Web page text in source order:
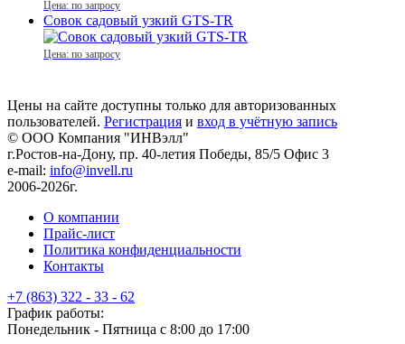
Цена: по запросу
Совок садовый узкий GTS-TR
Цена: по запросу
Цены на сайте доступны только для авторизованных
пользователей. Регистрация и вход в учётную запись
© ООО Компания "ИНВэлл"
г.Ростов-на-Дону, пр. 40-летия Победы, 85/5 Офис 3
e-mail: info@invell.ru
2006-2026г.
О компании
Прайс-лист
Политика конфиденциальности
Контакты
+7 (863) 322 - 33 - 62
График работы:
Понедельник - Пятница с 8:00 до 17:00